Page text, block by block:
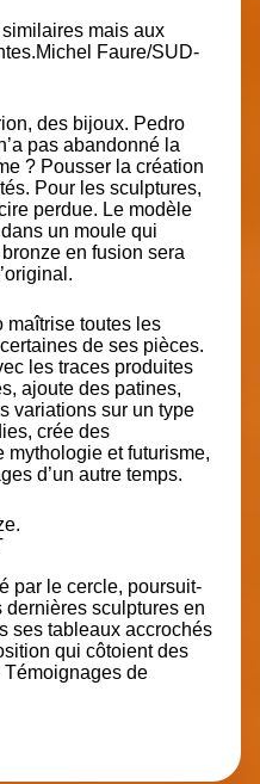
mais aux
Faure/SUD-
des bijoux. Pedro
pas abandonné la
? Pousser la création
Pour les sculptures,
perdue. Le modèle
un moule qui
en fusion sera
maîtrise toutes les
de ses pièces.
les traces produites
ajoute des patines,
variations sur un type
crée des
mythologie et futurisme,
d’un autre temps.
par le cercle, poursuit-
sculptures en
ses tableaux accrochés
qui côtoient des
de